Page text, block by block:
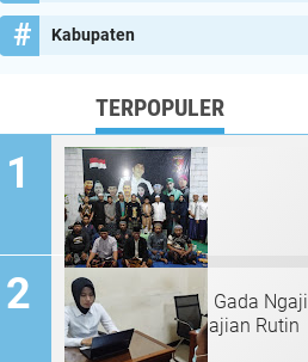
Kabupaten
TERPOPULER
Padepokan "Palu Gada Ngaji
Roso" Gelar Pengajian Rutin
Selapanan